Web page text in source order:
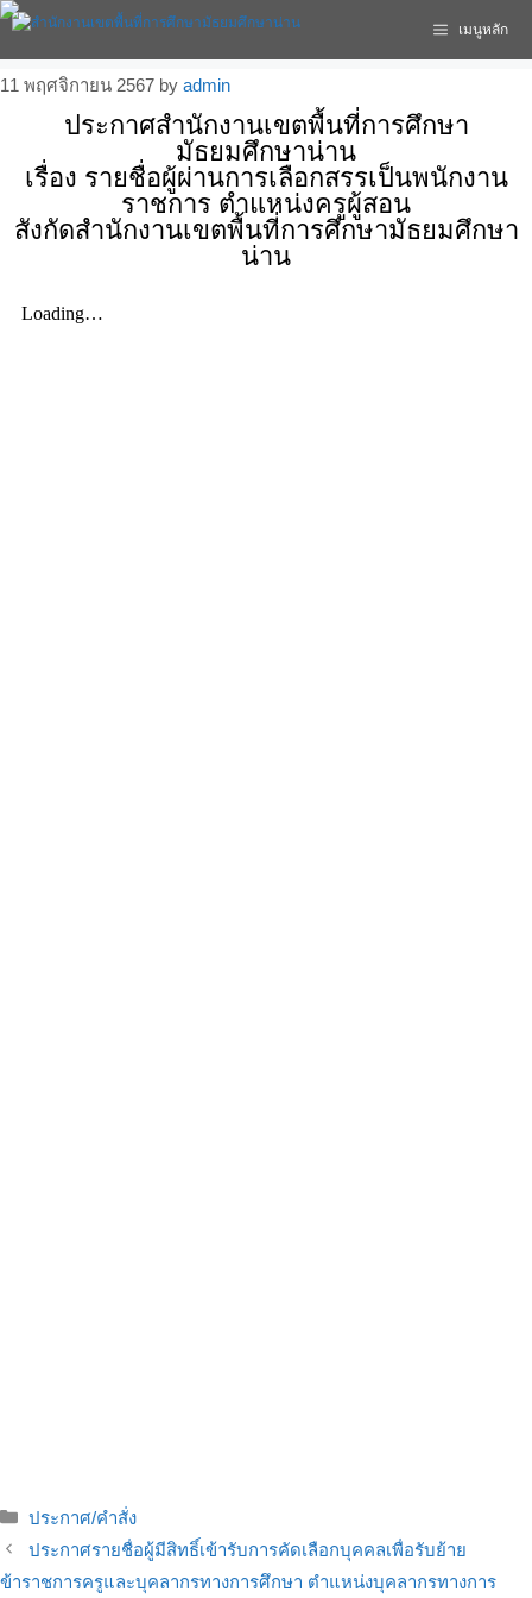
เมนูหลัก
11 พฤศจิกายน 2567 by admin
ประกาศสำนักงานเขตพื้นที่การศึกษา
มัธยมศึกษาน่าน
เรื่อง รายชื่อผู้ผ่านการเลือกสรรเป็นพนักงาน
ราชการ ตำแหน่งครูผู้สอน
สังกัดสำนักงานเขตพื้นที่การศึกษามัธยมศึกษา
น่าน
ประกาศ/คำสั่ง
ประกาศรายชื่อผู้มีสิทธิ์เข้ารับการคัดเลือกบุคคลเพื่อรับย้าย
ข้าราชการครูและบุคลากรทางการศึกษา ตำแหน่งบุคลากรทางการ